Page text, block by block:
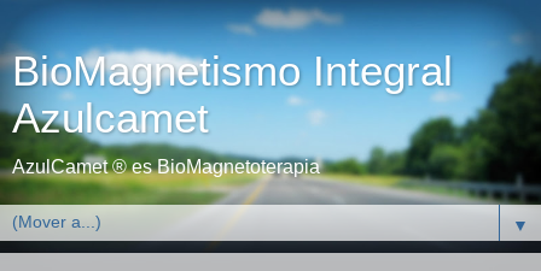
BioMagnetismo Integral
Azulcamet
AzulCamet ® es BioMagnetoterapia
▼